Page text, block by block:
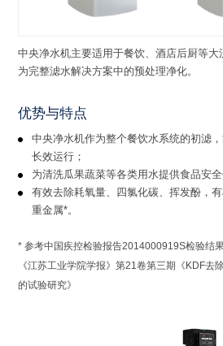
中央净水机主要适用于餐饮、酒店后厨等
为完整滤水解决方案中的预处理净化。
优势与特点
中央净水机作为整个餐饮水系统的初滤
长效运行；
为清洗瓜果蔬菜等各类用水提供食品安全
有效去除耗氧量、四氯化碳、挥发酚，
重金属*。
* 参考中国疾控检验报告2014000919S检验结
《江苏工业学院学报》第21卷第三期《KDF去
的试验研究》